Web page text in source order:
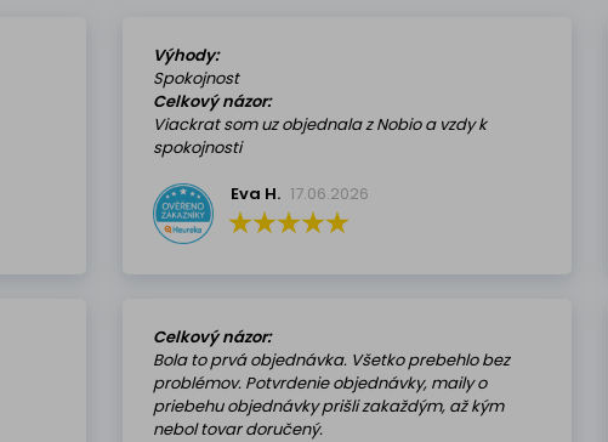
Výhody:
Spokojnost
Celkový názor:
Viackrat som uz objednala z Nobio a vzdy k
spokojnosti
Eva H. 17.06.2026
Celkový názor:
Bola to prvá objednávka. Všetko prebehlo bez
problémov. Potvrdenie objednávky, maily o
priebehu objednávky prišli zakaždým, až kým
nebol tovar doručený.